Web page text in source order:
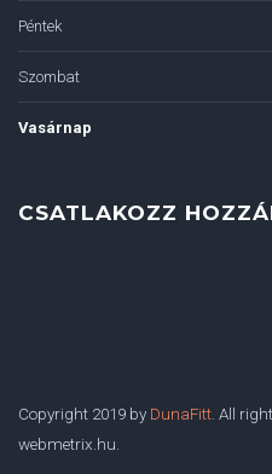
Péntek
Szombat
Vasárnap
CSATLAKOZZ
Copyright 2019 by DunaFitt . All
webmetrix.hu.